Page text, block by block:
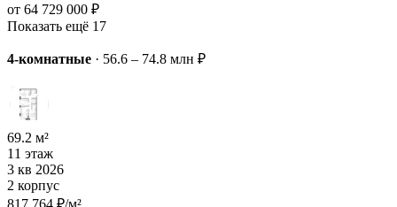
от 64 729 000 ₽
Показать ещё 17
4-комнатные · 56.6 – 74.8 млн ₽
69.2 м²
11 этаж
3 кв 2026
2 корпус
817 764 ₽/м²